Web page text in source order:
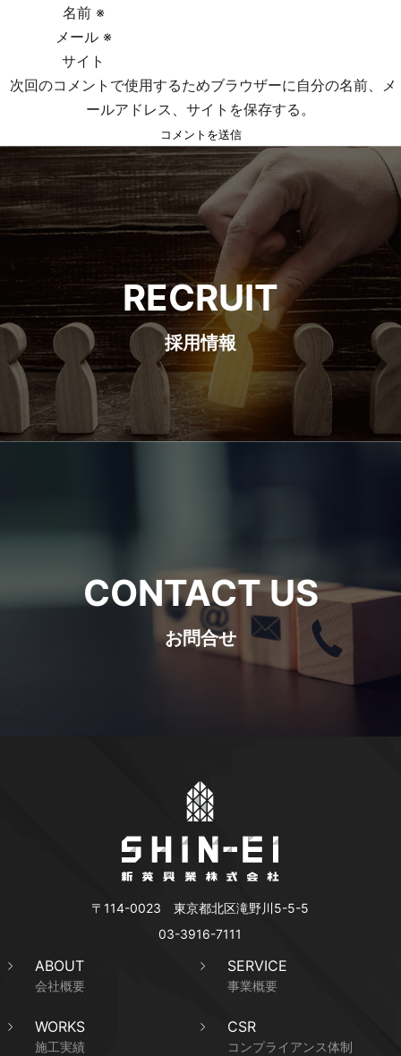
名前 ※
メール ※
サイト
次回のコメントで使用するためブラウザーに自分の名前、メ
ールアドレス、サイトを保存する。
RECRUIT
採用情報
CONTACT US
お問合せ
〒114-0023 東京都北区滝野川5-5-5
03-3916-7111
ABOUT
会社概要
SERVICE
事業概要
WORKS
施工実績
CSR
コンプライアンス体制